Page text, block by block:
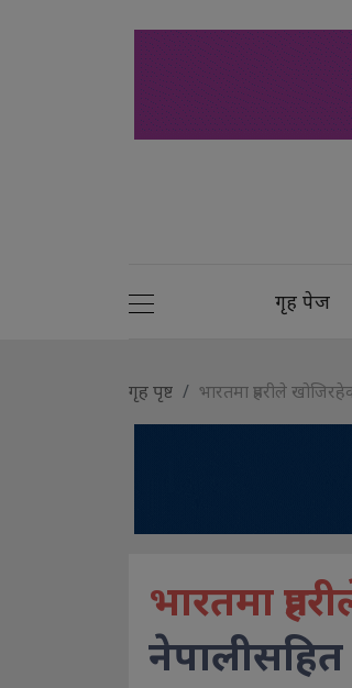
गृह पेज
गृह पृष्ट भारतमा प्रहरीले
भारतमा
नेपालीसहित